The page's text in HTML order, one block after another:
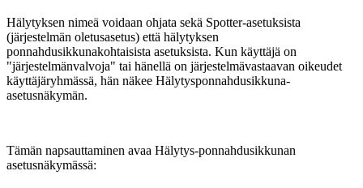
Hälytyksen nimeä voidaan ohjata sekä Spotter-asetuksista
(järjestelmän oletusasetus) että hälytyksen
ponnahdusikkunakohtaisista asetuksista. Kun käyttäjä on
"järjestelmänvalvoja" tai hänellä on järjestelmävastaavan oikeudet
käyttäjäryhmässä, hän näkee Hälytysponnahdusikkuna-
asetusnäkymän.
Tämän napsauttaminen avaa Hälytys-ponnahdusikkunan
asetusnäkymässä: